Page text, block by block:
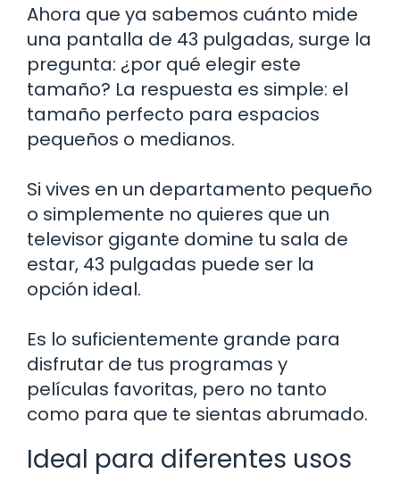
Ahora que ya sabemos cuánto mide
una pantalla de 43 pulgadas, surge la
pregunta: ¿por qué elegir este
tamaño? La respuesta es simple: el
tamaño perfecto para espacios
pequeños o medianos.
Si vives en un departamento pequeño
o simplemente no quieres que un
televisor gigante domine tu sala de
estar, 43 pulgadas puede ser la
opción ideal.
Es lo suficientemente grande para
disfrutar de tus programas y
películas favoritas, pero no tanto
como para que te sientas abrumado.
Ideal para diferentes usos